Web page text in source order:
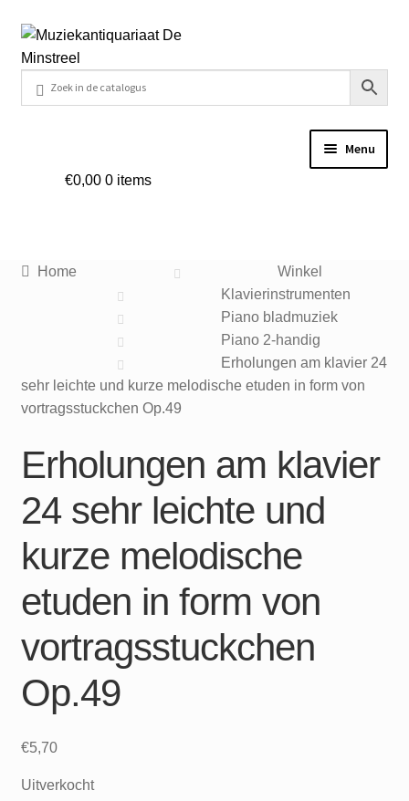
Ga
door
navigatie
Ga
naar
inhoud
Menu
Veel gestelde vragen
Mijn account
€0,00 0 items
Home
Winkel
Klavierinstrumenten
Piano bladmuziek
Piano 2-handig
Erholungen am klavier 24
sehr leichte und kurze melodische etuden in form von
vortragsstuckchen Op.49
Erholungen am klavier
24 sehr leichte und
kurze melodische
etuden in form von
vortragsstuckchen
Op.49
€5,70
Uitverkocht